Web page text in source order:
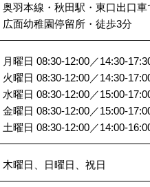
奥羽本線・秋田駅・東口出口
広面幼稚園停留所・徒歩3分
月曜日 08:30-12:00／14:30-
火曜日 08:30-12:00／14:30-
水曜日 08:30-12:00／15:00-
金曜日 08:30-12:00／15:00-
土曜日 08:30-12:00／14:00-
木曜日、日曜日、祝日